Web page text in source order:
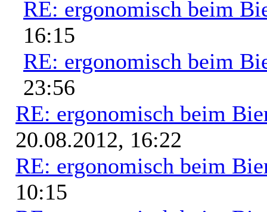
RE: ergonomisch beim
16:15
RE: ergonomisch beim
23:56
RE: ergonomisch beim
20.08.2012, 16:22
RE: ergonomisch beim
10:15